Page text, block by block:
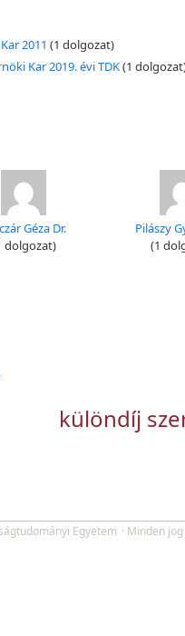
2011 (1 dolgozat)
Kar 2019. évi TDK(1
Géza Dr.
dolgozat)
Pilászy
(1
különdíj
Egyetem · Minden